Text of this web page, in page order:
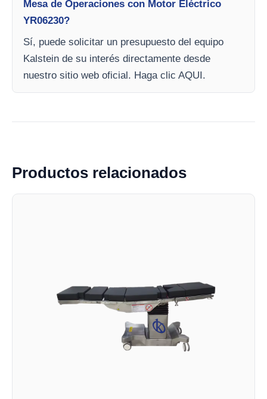
Mesa de Operaciones con Motor Eléctrico
YR06230?
Sí, puede solicitar un presupuesto del equipo
Kalstein de su interés directamente desde
nuestro sitio web oficial. Haga clic AQUI.
Productos relacionados